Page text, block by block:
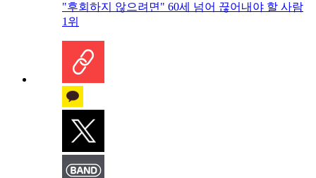
"후회하지 않으려면" 60세 넘어 끊어내야 할 사람
1위